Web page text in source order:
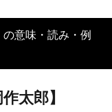
の意味・読み・例
太郎】